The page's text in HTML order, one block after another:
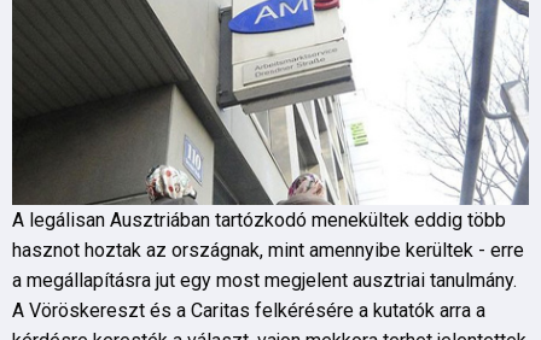
A legálisan Ausztriában tartózkodó menekültek eddig több
hasznot hoztak az országnak, mint amennyibe kerültek - erre
a megállapításra jut egy most megjelent ausztriai tanulmány.
A Vöröskereszt és a Caritas felkérésére a kutatók arra a